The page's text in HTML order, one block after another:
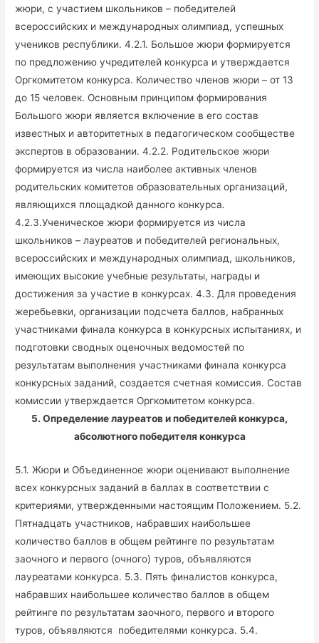
жюри, с участием школьников – победителей
всероссийских и международных олимпиад, успешных
учеников республики. 4.2.1. Большое жюри формируется
по предложению учредителей конкурса и утверждается
Оргкомитетом конкурса. Количество членов жюри – от 13
до 15 человек. Основным принципом формирования
Большого жюри является включение в его состав
известных и авторитетных в педагогическом сообществе
экспертов в образовании. 4.2.2. Родительское жюри
формируется из числа наиболее активных членов
родительских комитетов образовательных организаций,
являющихся площадкой данного конкурса.
4.2.3.Ученическое жюри формируется из числа
школьников – лауреатов и победителей региональных,
всероссийских и международных олимпиад, школьников,
имеющих высокие учебные результаты, награды и
достижения за участие в конкурсах. 4.3. Для проведения
жеребьевки, организации подсчета баллов, набранных
участниками финала конкурса в конкурсных испытаниях, и
подготовки сводных оценочных ведомостей по
результатам выполнения участниками финала конкурса
конкурсных заданий, создается счетная комиссия. Состав
комиссии утверждается Оргкомитетом конкурса.
5. Определение лауреатов и победителей конкурса,
абсолютного победителя конкурса
5.1. Жюри и Объединенное жюри оценивают выполнение
всех конкурсных заданий в баллах в соответствии с
критериями, утвержденными настоящим Положением. 5.2.
Пятнадцать участников, набравших наибольшее
количество баллов в общем рейтинге по результатам
заочного и первого (очного) туров, объявляются
лауреатами конкурса. 5.3. Пять финалистов конкурса,
набравших наибольшее количество баллов в общем
рейтинге по результатам заочного, первого и второго
туров, объявляются победителями конкурса. 5.4.